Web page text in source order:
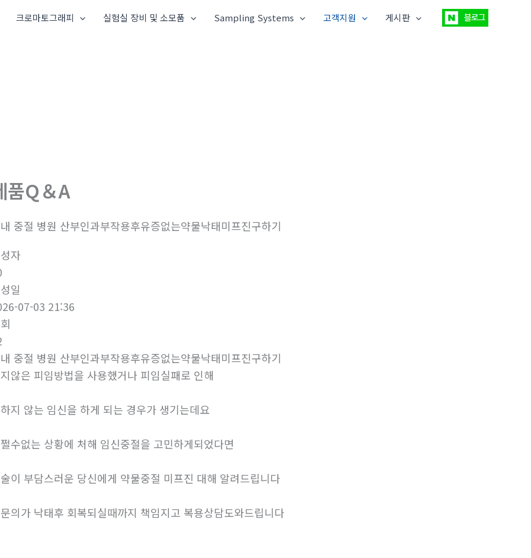
크로마토그래피 실험실 장비 및 소모품 Sampling Systems 고객지원 게시판
품Q＆A
중절 병원 산부인과부작용후유증없는약물낙태미프진구하기
자
일
07-03 21:36
중절 병원 산부인과부작용후유증없는약물낙태미프진구하기
않은 피임방법을 사용했거나 피임실패로 인해
지 않는 임신을 하게 되는 경우가 생기는데요
수없는 상황에 처해 임신중절을 고민하게되었다면
이 부담스러운 당신에게 약물중절 미프진 대해 알려드립니다
의가 낙태후 회복되실때까지 책임지고 복용상담도와드립니다